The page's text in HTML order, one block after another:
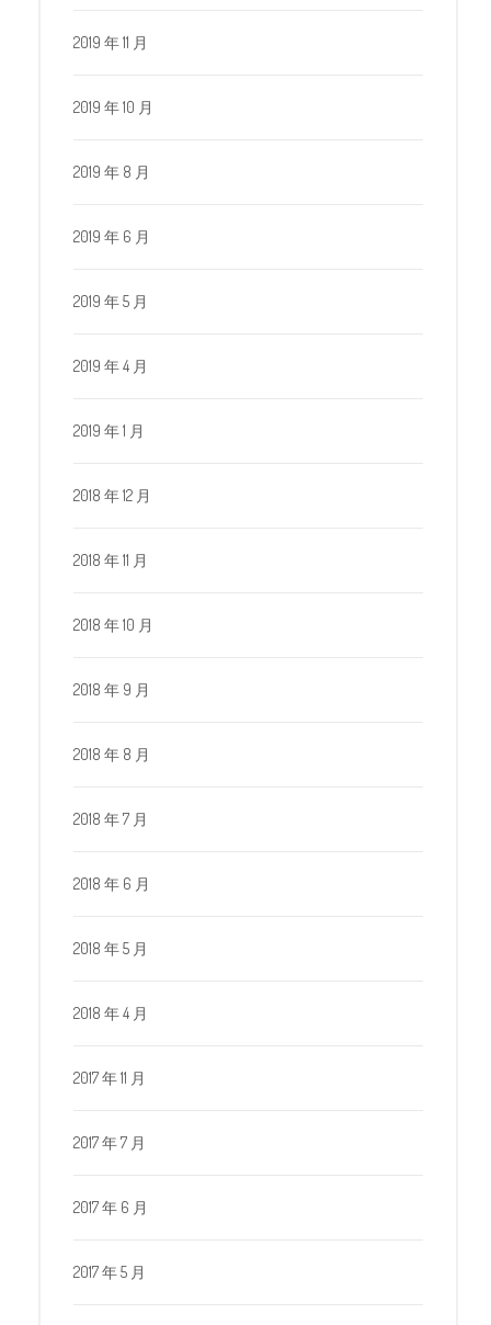
2019 年 11 月
2019 年 10 月
2019 年 8 月
2019 年 6 月
2019 年 5 月
2019 年 4 月
2019 年 1 月
2018 年 12 月
2018 年 11 月
2018 年 10 月
2018 年 9 月
2018 年 8 月
2018 年 7 月
2018 年 6 月
2018 年 5 月
2018 年 4 月
2017 年 11 月
2017 年 7 月
2017 年 6 月
2017 年 5 月